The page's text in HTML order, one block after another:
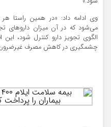
وی ادامه داد: «در همین راستا هر
می‌شود که در آن میزان
الگوی تجویز دارو کنترل شود، این
چشمگیری در کاهش مصرف